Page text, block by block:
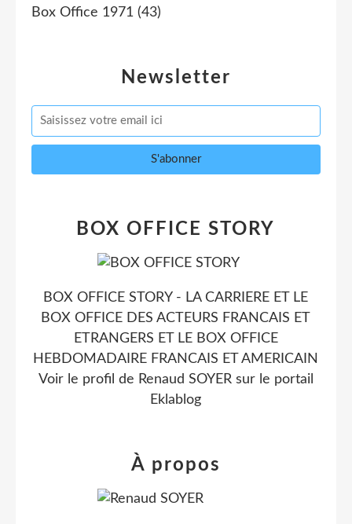
Newsletter
Box Office 1971 (43)
BOX OFFICE STORY
BOX OFFICE STORY - LA CARRIERE ET LE
BOX OFFICE DES ACTEURS FRANCAIS ET
ETRANGERS ET LE BOX OFFICE
HEBDOMADAIRE FRANCAIS ET AMERICAIN
Voir le profil de Renaud SOYER sur le portail
Eklablog
À propos